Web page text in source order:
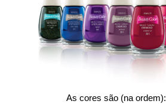
As cores são (na ordem):